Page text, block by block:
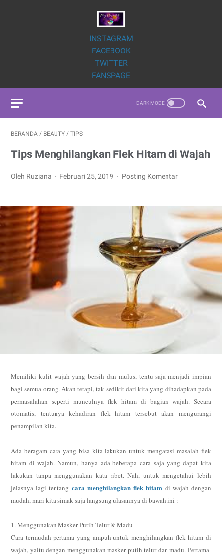
INSTAGRAM
FACEBOOK
TWITTER
FANSPAGE
BERANDA / BEAUTY / TIPS
Tips Menghilangkan Flek Hitam di Wajah
Oleh Ruziana Februari 25, 2019 Posting Komentar
Memiliki kulit wajah yang bersih dan mulus, tentu saja menjadi impian
bagi semua orang. Akan tetapi, tak sedikit dari kita yang dihadapkan pada
permasalahan seperti munculnya flek hitam di bagian wajah. Secara
otomatis, tentunya kehadiran flek hitam tersebut akan mengurangi
penampilan kita.
Ada beragam cara yang bisa kita lakukan untuk mengatasi masalah flek
hitam di wajah. Namun, hanya ada beberapa cara saja yang dapat kita
lakukan tanpa menggunakan kata ribet. Nah, untuk mengetahui lebih
jelasnya lagi tentang cara menghilangkan flek hitam di wajah dengan
mudah, mari kita simak saja langsung ulasannya di bawah ini :
1. Menggunakan Masker Putih Telur & Madu
Cara termudah pertama yang ampuh untuk menghilangkan flek hitam di
wajah, yaitu dengan menggunakan masker putih telur dan madu. Pertama-